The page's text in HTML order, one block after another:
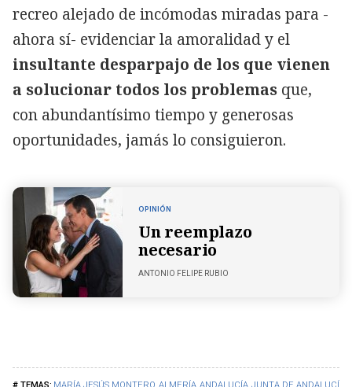
MARÍA JESÚS MONTERO ALMERÍA ANDALUCÍA JUNTA DE ANDALUCÍA
recreo alejado de incómodas miradas para -
ahora sí- evidenciar la amoralidad y el
insultante desparpajo de los que vienen
a solucionar todos los problemas que,
con abundantísimo tiempo y generosas
oportunidades, jamás lo consiguieron.
OPINIÓN
Un reemplazo
necesario
ANTONIO FELIPE RUBIO